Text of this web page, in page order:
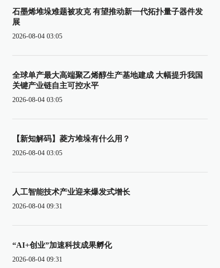
石墨烯堆垛难题被攻克 有望推动新一代拓扑量子器件发
展
2026-08-04 03:05
全球单产最大高端聚乙烯醇生产基地建成 大幅提升我国
关键产业链自主可控水平
2026-08-04 03:05
【新知解码】菱方堆垛有什么用？
2026-08-04 03:05
人工智能技术产业迎来爆发式增长
2026-08-04 09:31
“AI+创业”加速科技成果孵化
2026-08-04 09:31